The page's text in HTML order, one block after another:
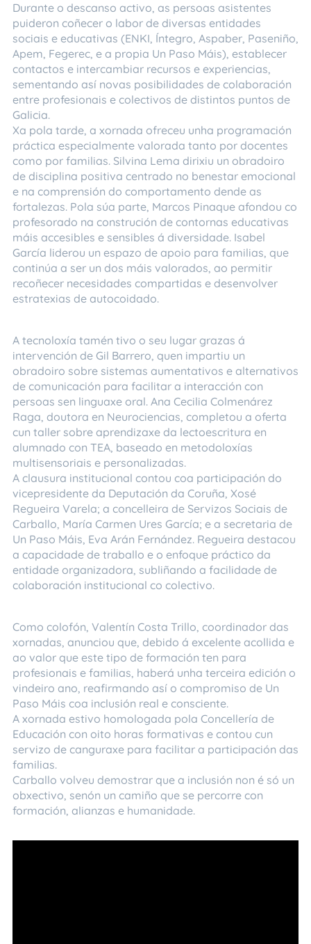
Durante o descanso activo, as persoas asistentes
puideron coñecer o labor de diversas entidades
sociais e educativas (ENKI, Íntegro, Aspaber, Paseniño,
Apem, Fegerec, e a propia Un Paso Máis), establecer
contactos e intercambiar recursos e experiencias,
sementando así novas posibilidades de colaboración
entre profesionais e colectivos de distintos puntos de
Galicia.
Xa pola tarde, a xornada ofreceu unha programación
práctica especialmente valorada tanto por docentes
como por familias. Silvina Lema dirixiu un obradoiro
de disciplina positiva centrado no benestar emocional
e na comprensión do comportamento dende as
fortalezas. Pola súa parte, Marcos Pinaque afondou co
profesorado na construción de contornas educativas
máis accesibles e sensibles á diversidade. Isabel
García liderou un espazo de apoio para familias, que
continúa a ser un dos máis valorados, ao permitir
recoñecer necesidades compartidas e desenvolver
estratexias de autocoidado.
A tecnoloxía tamén tivo o seu lugar grazas á
intervención de Gil Barrero, quen impartiu un
obradoiro sobre sistemas aumentativos e alternativos
de comunicación para facilitar a interacción con
persoas sen linguaxe oral. Ana Cecilia Colmenárez
Raga, doutora en Neurociencias, completou a oferta
cun taller sobre aprendizaxe da lectoescritura en
alumnado con TEA, baseado en metodoloxías
multisensoriais e personalizadas.
A clausura institucional contou coa participación do
vicepresidente da Deputación da Coruña, Xosé
Regueira Varela; a concelleira de Servizos Sociais de
Carballo, María Carmen Ures García; e a secretaria de
Un Paso Máis, Eva Arán Fernández. Regueira destacou
a capacidade de traballo e o enfoque práctico da
entidade organizadora, subliñando a facilidade de
colaboración institucional co colectivo.
Como colofón, Valentín Costa Trillo, coordinador das
xornadas, anunciou que, debido á excelente acollida e
ao valor que este tipo de formación ten para
profesionais e familias, haberá unha terceira edición o
vindeiro ano, reafirmando así o compromiso de Un
Paso Máis coa inclusión real e consciente.
A xornada estivo homologada pola Concellería de
Educación con oito horas formativas e contou cun
servizo de canguraxe para facilitar a participación das
familias.
Carballo volveu demostrar que a inclusión non é só un
obxectivo, senón un camiño que se percorre con
formación, alianzas e humanidade.